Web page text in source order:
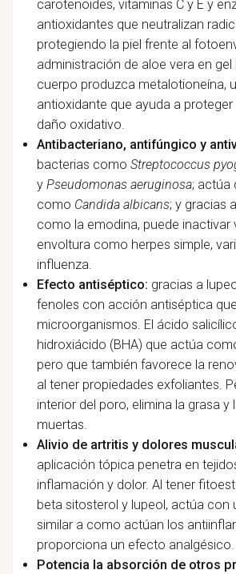
carotenoides, vitaminas C y E y
antioxidantes que neutralizan
protegiendo la piel frente al
administración de aloe vera en gel
cuerpo produzca metalotioneína,
antioxidante que ayuda a proteger
daño oxidativo.
Antibacteriano, antifúngico y
bacterias como Streptococcus
y Pseudomonas aeruginosa; actúa
como Candida albicans; y gracias
como la emodina, puede inactivar
envoltura como herpes simple,
influenza.
Efecto antiséptico: gracias a
fenoles con acción antiséptica
microorganismos. El ácido
hidroxiácido (BHA) que actúa
pero que también favorece la
al tener propiedades exfoliantes.
interior del poro, elimina la grasa y
muertas.
Alivio de artritis y dolores
aplicación tópica penetra en
inflamación y dolor. Al tener
beta sitosterol y lupeol, actúa con
similar a como actúan los
proporciona un efecto analgésico.
Potencia la absorción de otros